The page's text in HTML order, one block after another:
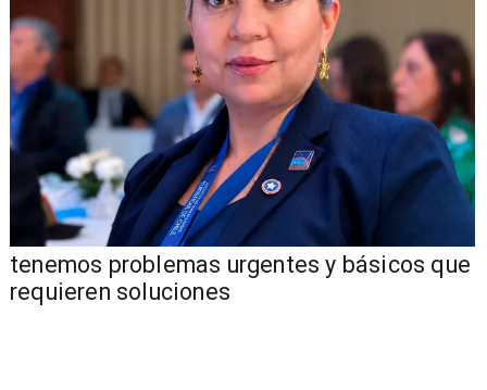
tenemos problemas urgentes y básicos que
requieren soluciones